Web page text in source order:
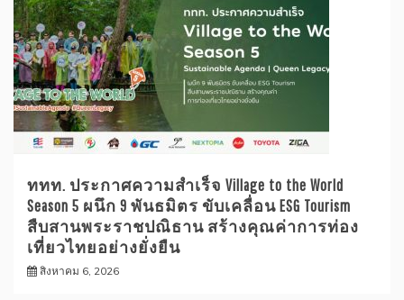
ททท. ประกาศความสำเร็จ Village to the World
Season 5 ผนึก 9 พันธมิตร ขับเคลื่อน ESG Tourism
สืบสานพระราชปณิธาน สร้างคุณค่าการท่อง
เที่ยวไทยอย่างยั่งยืน
สิงหาคม 6, 2026